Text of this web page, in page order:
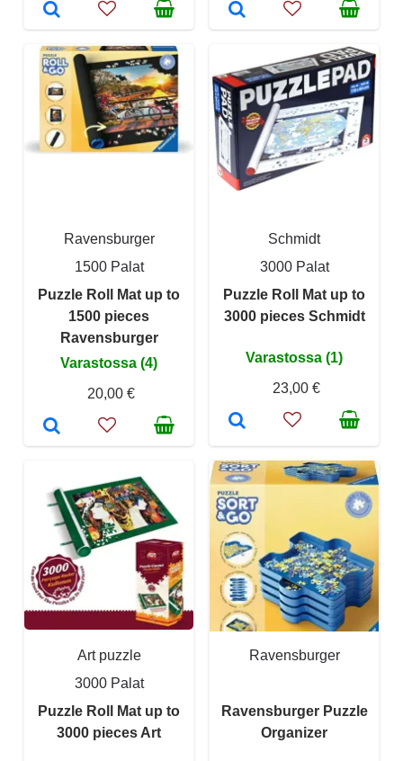
Ravensburger
1500 Palat
Puzzle Roll Mat up to
1500 pieces
Ravensburger
Varastossa (4)
20,00 €
Schmidt
3000 Palat
Puzzle Roll Mat up to
3000 pieces Schmidt
Varastossa (1)
23,00 €
Art puzzle
3000 Palat
Puzzle Roll Mat up to
3000 pieces Art
Ravensburger
Ravensburger Puzzle
Organizer